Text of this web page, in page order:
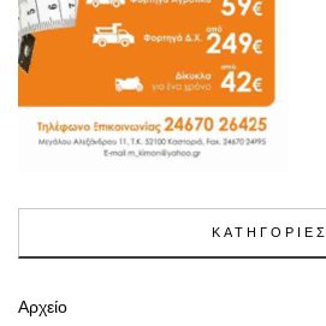
ΚΑΤΗΓΟΡΙΕΣ
Αρχείο